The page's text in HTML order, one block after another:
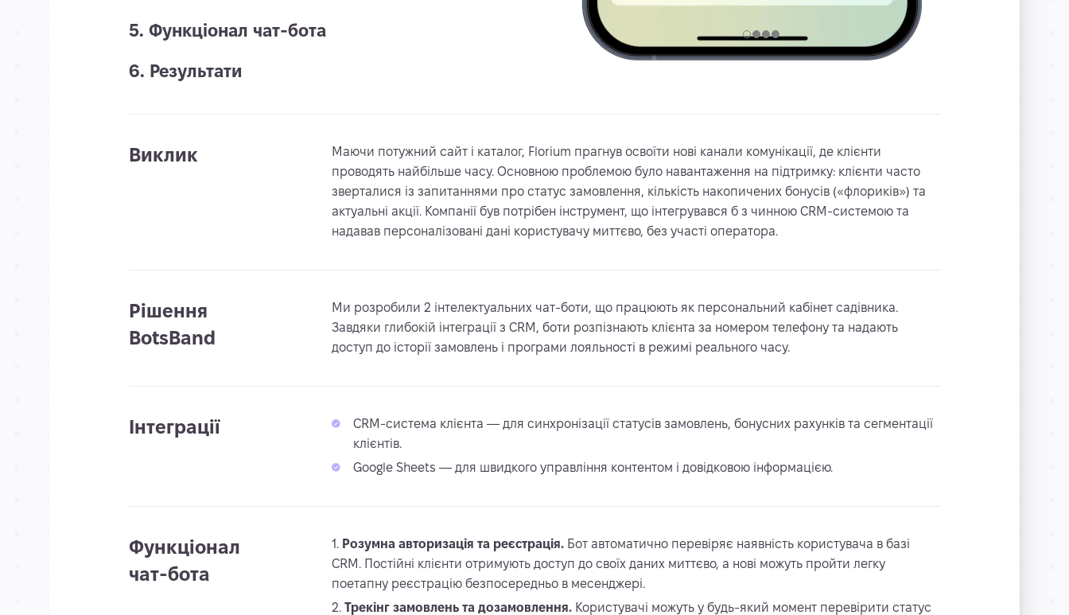
5. Функціонал чат-бота
6. Результати
Виклик
Маючи потужний сайт і каталог, Florium прагнув освоїти нові канали комунікації, де клієнти
проводять найбільше часу. Основною проблемою було навантаження на підтримку: клієнти часто
зверталися із запитаннями про статус замовлення, кількість накопичених бонусів («флориків») та
актуальні акції. Компанії був потрібен інструмент, що інтегрувався б з чинною CRM-системою та
надавав персоналізовані дані користувачу миттєво, без участі оператора.
Рішення
BotsBand
Ми розробили 2 інтелектуальних чат-боти, що працюють як персональний кабінет садівника.
Завдяки глибокій інтеграції з CRM, боти розпізнають клієнта за номером телефону та надають
доступ до історії замовлень і програми лояльності в режимі реального часу.
Інтеграції
CRM-система клієнта — для синхронізації статусів замовлень, бонусних рахунків та сегментації
клієнтів.
Google Sheets — для швидкого управління контентом і довідковою інформацією.
Функціонал
чат-бота
Розумна авторизація та реєстрація. Бот автоматично перевіряє наявність користувача в базі
CRM. Постійні клієнти отримують доступ до своїх даних миттєво, а нові можуть пройти легку
поетапну реєстрацію безпосередньо в месенджері.
Трекінг замовлень та дозамовлення. Користувачі можуть у будь-який момент перевірити статус